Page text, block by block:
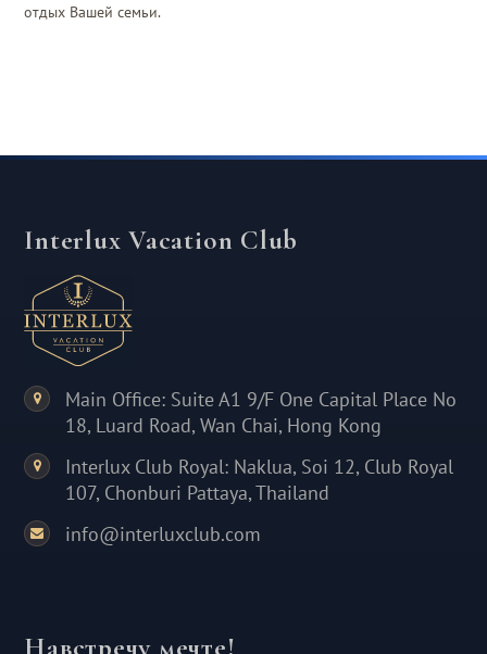
отдых Вашей семьи.
Interlux Vacation Club
Main Office: Suite A1 9/F One Capital Place No
18, Luard Road, Wan Chai, Hong Kong
Interlux Club Royal: Naklua, Soi 12, Club Royal
107, Chonburi Pattaya, Thailand
info@interluxclub.com
Навстречу мечте!